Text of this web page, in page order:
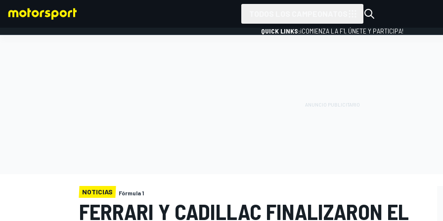
QUICK LINKS:¡COMIENZA LA F1, ÚNETE Y PARTICIPA!
NOTICIAS Fórmula 1
FERRARI Y CADILLAC FINALIZARON EL